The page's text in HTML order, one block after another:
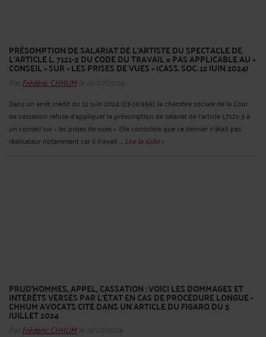
PRÉSOMPTION DE SALARIAT DE L’ARTISTE DU SPECTACLE DE
L'ARTICLE L. 7121-3 DU CODE DU TRAVAIL = PAS APPLICABLE AU «
CONSEIL » SUR « LES PRISES DE VUES » (CASS. SOC. 12 JUIN 2024)
Par Frédéric CHHUMle 15/07/2024
Dans un arrêt inédit du 12 juin 2024 (23-10.959), la chambre sociale de la Cour
de cassation refuse d’appliquer la présomption de salariat de l’article L7121-3 à
un conseil sur « les prises de vues ». Elle considère que ce dernier n’était pas
réalisateur notamment car il n’avait ... Lire la suite >
PRUD'HOMMES, APPEL, CASSATION : VOICI LES DOMMAGES ET
INTÉRÊTS VERSÉS PAR L'ÉTAT EN CAS DE PROCÉDURE LONGUE -
CHHUM AVOCATS CITÉ DANS UN ARTICLE DU FIGARO DU 5
JUILLET 2024
Par Frédéric CHHUMle 11/07/2024